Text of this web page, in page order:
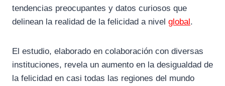
a
p
tendencias preocupantes y datos curiosos que
delinean la realidad de la felicidad a nivel global.
El estudio, elaborado en colaboración con diversas
instituciones, revela un aumento en la desigualdad de
la felicidad en casi todas las regiones del mundo